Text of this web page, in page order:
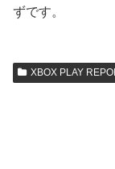
ずです。
XBOX PLAY